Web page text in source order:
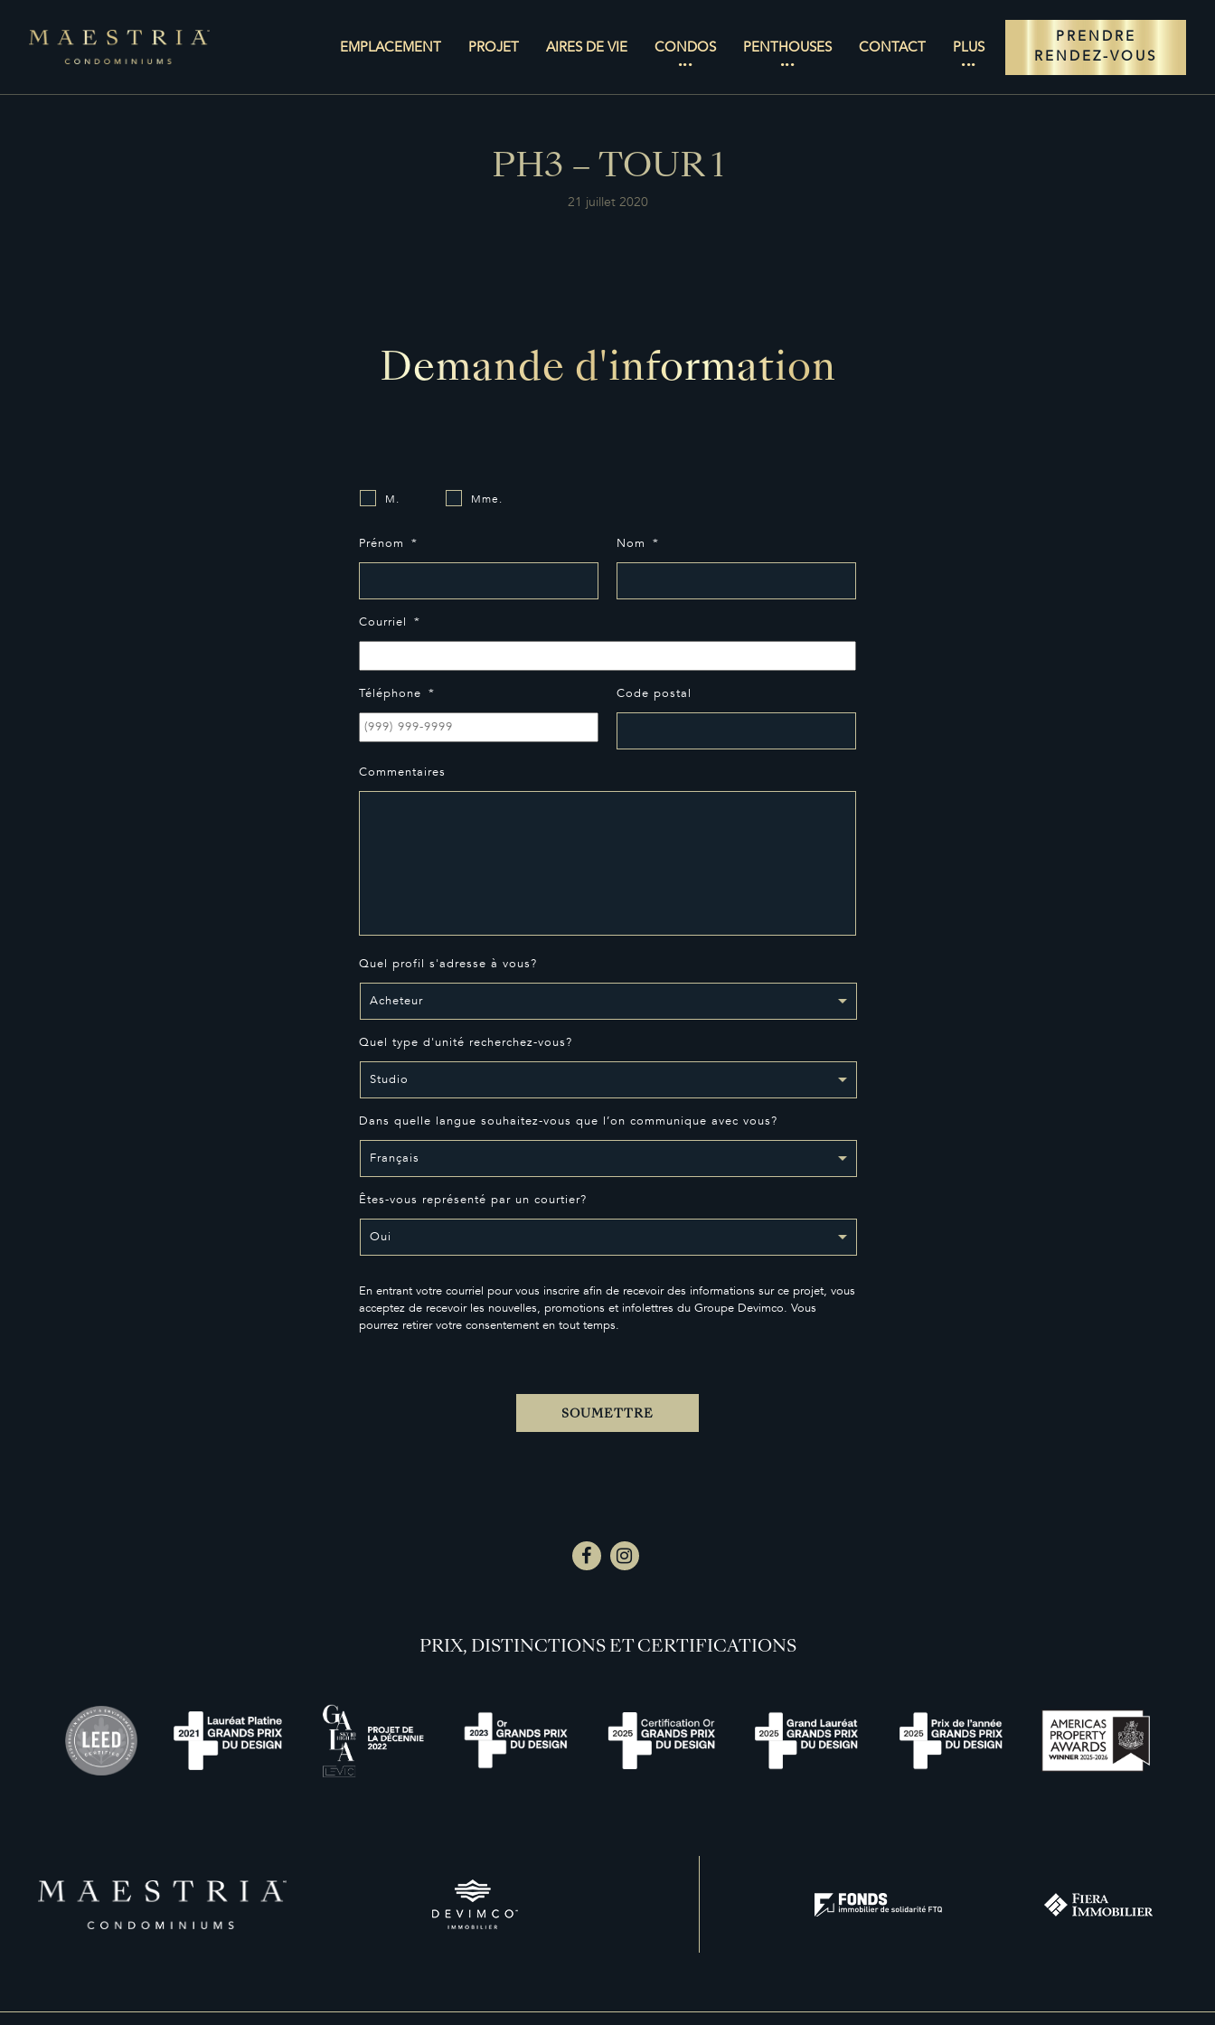
EMPLACEMENT PROJET AIRES DE VIE CONDOS PENTHOUSES CONTACT PLUS
PRENDRE
RENDEZ-VOUS
PH3 – TOUR 1
21 juillet 2020
Demande d'information
M. Mme.
Prénom * Nom *
Courriel *
Téléphone * Code postal
Commentaires
Quel profil s'adresse à vous?
Quel type d'unité recherchez-vous?
Dans quelle langue souhaitez-vous que l’on communique avec vous?
Êtes-vous représenté par un courtier?
En entrant votre courriel pour vous inscrire afin de recevoir des informations sur ce projet, vous
acceptez de recevoir les nouvelles, promotions et infolettres du Groupe Devimco. Vous
pourrez retirer votre consentement en tout temps.
SOUMETTRE
PRIX, DISTINCTIONS ET CERTIFICATIONS